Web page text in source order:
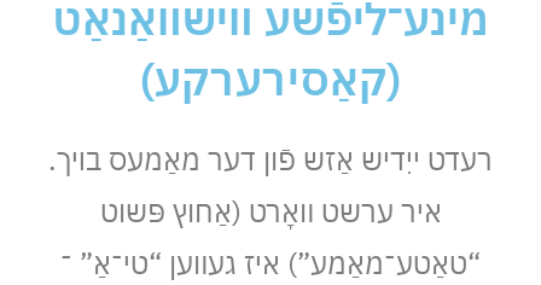
מינע־ליפֿשע װישװאַנאַט
(קאַסירערקע)
רעדט ייִדיש אַזש פֿון דער מאַמעס בױך.
איר ערשט װאָרט (אַחוץ פּשוט
“טאַטע־מאַמע”) איז געװען “טי־אַ” ־